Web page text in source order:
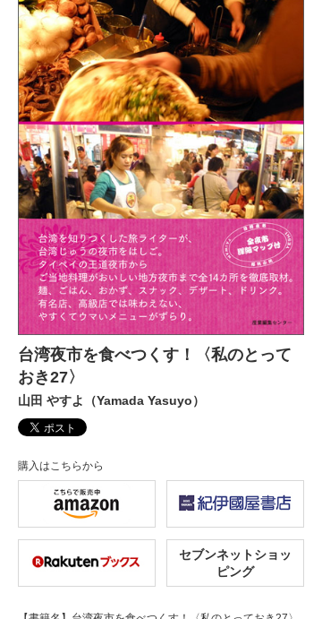
台湾夜市を食べつくす！〈私のとって
おき27〉
山田 やすよ（Yamada Yasuyo）
購入はこちらから
セブンネットショッ
ピング